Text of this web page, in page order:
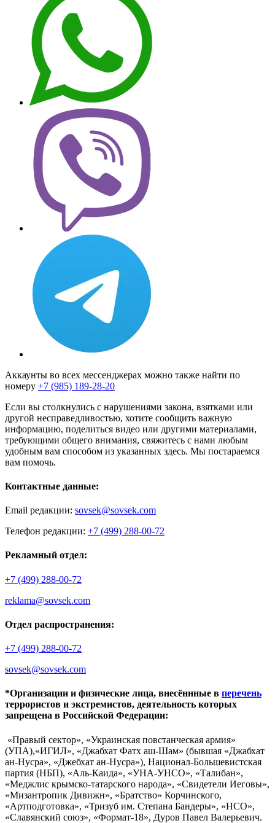
Аккаунты во всех мессенджерах можно также найти по
номеру +7 (985) 189-28-20
Если вы столкнулись с нарушениями закона, взятками или
другой несправедливостью, хотите сообщить важную
информацию, поделиться видео или другими материалами,
требующими общего внимания, свяжитесь с нами любым
удобным вам способом из указанных здесь. Мы постараемся
вам помочь.
Контактные данные:
Email редакции: sovsek@sovsek.com
Телефон редакции: +7 (499) 288-00-72
Рекламный отдел:
+7 (499) 288-00-72
reklama@sovsek.com
Отдел распространения:
+7 (499) 288-00-72
sovsek@sovsek.com
*Организации и физические лица, внесённные в перечень
террористов и экстремистов, деятельность которых
запрещена в Российской Федерации:
«Правый сектор», «Украинская повстанческая армия»
(УПА),«ИГИЛ», «Джабхат Фатх аш-Шам» (бывшая «Джабхат
ан-Нусра», «Джебхат ан-Нусра»), Национал-Большевистская
партия (НБП), «Аль-Каида», «УНА-УНСО», «Талибан»,
«Меджлис крымско-татарского народа», «Свидетели Иеговы»,
«Мизантропик Дивижн», «Братство» Корчинского,
«Артподготовка», «Тризуб им. Степана Бандеры», «НСО»,
«Славянский союз», «Формат-18», Дуров Павел Валерьевич.